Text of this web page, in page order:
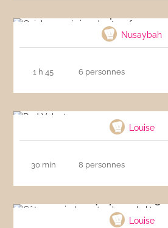
Nusaybah
1 h 45 6 personnes
Louise
30 min 8 personnes
Louise